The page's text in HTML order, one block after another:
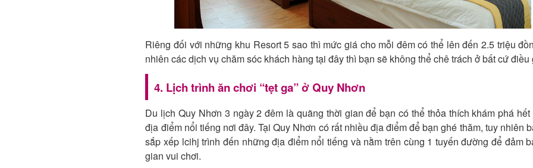
Riêng đối với những khu Resort 5 sao thì mức giá cho mỗi đêm có thể lên đến 2.5 triệu
nhiên các dịch vụ chăm sóc khách hàng tại đây thì bạn sẽ không thể chê trách ở bất cứ điều
4. Lịch trình ăn chơi “tẹt ga” ở Quy Nhơn
Du lịch Quy Nhơn 3 ngày 2 đêm là quãng thời gian để bạn có thể thỏa thích khám phá hết
địa điểm nổi tiếng nơi đây. Tại Quy Nhơn có rất nhiều địa điểm để bạn ghé thăm, tuy nhiên
sắp xếp lcihj trình đến những địa điểm nổi tiếng và nằm trên cùng 1 tuyến đường để đảm
gian vui chơi.